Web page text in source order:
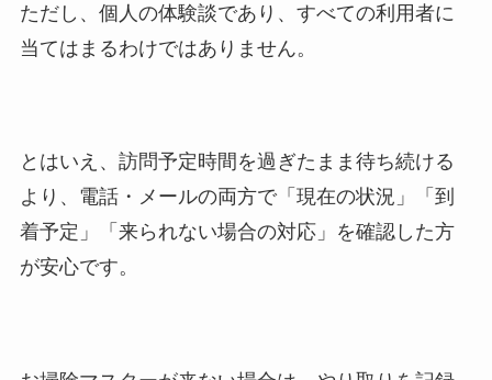
ただし、個人の体験談であり、すべての利用者に
当てはまるわけではありません。
とはいえ、訪問予定時間を過ぎたまま待ち続ける
より、電話・メールの両方で「現在の状況」「到
着予定」「来られない場合の対応」を確認した方
が安心です。